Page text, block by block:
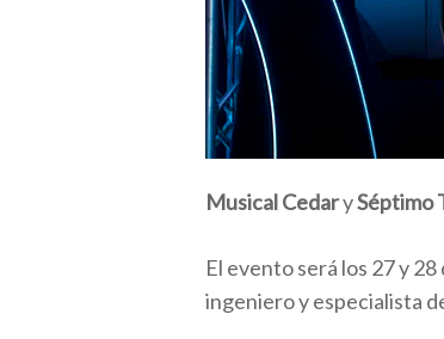
Musical CedarySéptimo
El evento será los 27 y
ingeniero y especialista